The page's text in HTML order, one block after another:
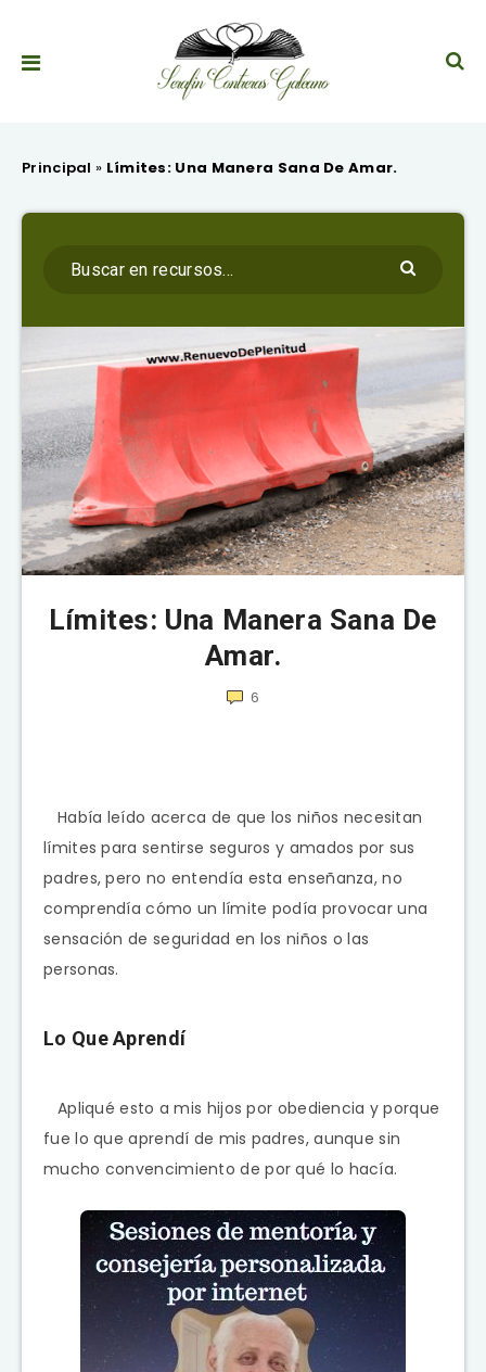
Principal » Límites: Una Manera Sana De Amar.
Límites: Una Manera Sana De
Amar.
6
Había leído acerca de que los niños necesitan
límites para sentirse seguros y amados por sus
padres, pero no entendía esta enseñanza, no
comprendía cómo un límite podía provocar una
sensación de seguridad en los niños o las
personas.
Lo Que Aprendí
Apliqué esto a mis hijos por obediencia y porque
fue lo que aprendí de mis padres, aunque sin
mucho convencimiento de por qué lo hacía.